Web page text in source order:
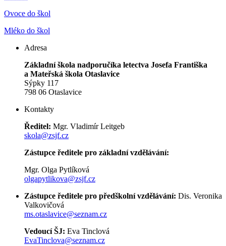
Ovoce do škol
Mléko do škol
Adresa
Základní škola nadporučíka letectva Josefa Františka
a Mateřská škola Otaslavice
Sýpky 117
798 06 Otaslavice
Kontakty
Ředitel: Mgr. Vladimír Leitgeb
skola@zsjf.cz
Zástupce ředitele pro základní vzdělávání:
Mgr. Olga Pytlíková
olgapytlikova@zsjf.cz
Zástupce ředitele pro předškolní vzdělávání: Dis. Veronika
Valkovičová
ms.otaslavice@seznam.cz
Vedoucí ŠJ: Eva Tinclová
EvaTinclova@seznam.cz